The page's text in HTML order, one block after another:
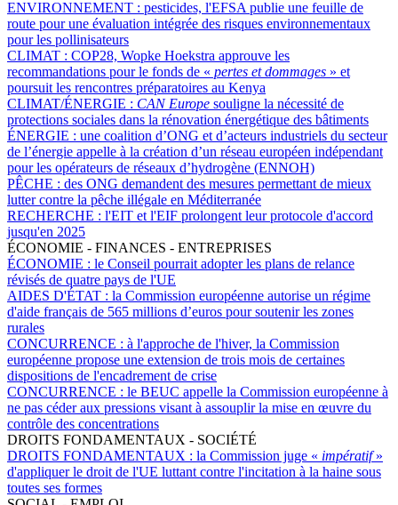
ENVIRONNEMENT : pesticides, l'EFSA publie une feuille de
route pour une évaluation intégrée des risques environnementaux
pour les pollinisateurs
CLIMAT : COP28, Wopke Hoekstra approuve les
recommandations pour le fonds de « pertes et dommages » et
poursuit les rencontres préparatoires au Kenya
CLIMAT/ÉNERGIE : CAN Europe souligne la nécessité de
protections sociales dans la rénovation énergétique des bâtiments
ÉNERGIE : une coalition d’ONG et d’acteurs industriels du secteur
de l’énergie appelle à la création d’un réseau européen indépendant
pour les opérateurs de réseaux d’hydrogène (ENNOH)
PÊCHE : des ONG demandent des mesures permettant de mieux
lutter contre la pêche illégale en Méditerranée
RECHERCHE : l'EIT et l'EIF prolongent leur protocole d'accord
jusqu'en 2025
ÉCONOMIE - FINANCES - ENTREPRISES
ÉCONOMIE : le Conseil pourrait adopter les plans de relance
révisés de quatre pays de l'UE
AIDES D'ÉTAT : la Commission européenne autorise un régime
d'aide français de 565 millions d’euros pour soutenir les zones
rurales
CONCURRENCE : à l'approche de l'hiver, la Commission
européenne propose une extension de trois mois de certaines
dispositions de l'encadrement de crise
CONCURRENCE : le BEUC appelle la Commission européenne à
ne pas céder aux pressions visant à assouplir la mise en œuvre du
contrôle des concentrations
DROITS FONDAMENTAUX - SOCIÉTÉ
DROITS FONDAMENTAUX : la Commission juge « impératif»
d'appliquer le droit de l'UE luttant contre l'incitation à la haine sous
toutes ses formes